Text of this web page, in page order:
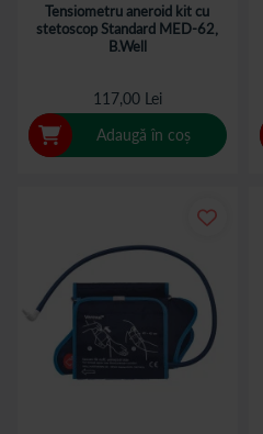
Tensiometru aneroid kit cu
stetoscop Standard MED-62,
B.Well
117,00 Lei
Adaugă în coș